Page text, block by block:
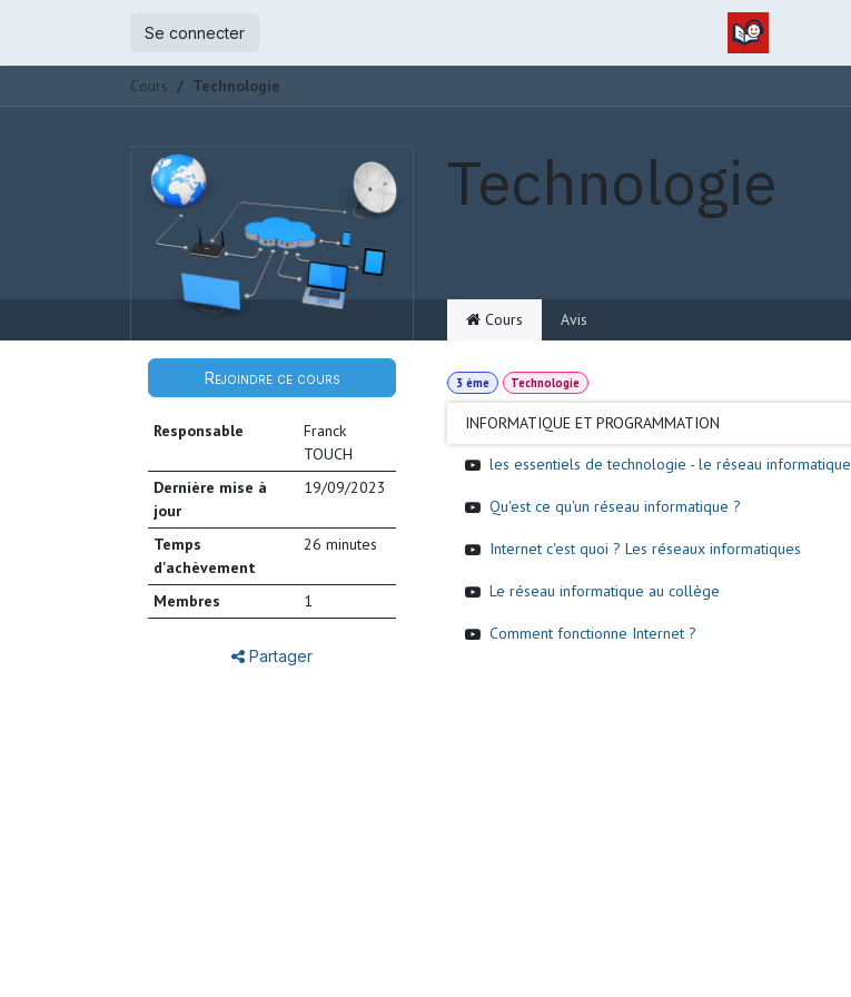
Se connecter
Cours Technologie
Technologie
Rejoindre ce cours
Responsable
Franck
TOUCH
Dernière mise à
jour
19/09/2023
Temps
d'achèvement
26 minutes
Membres 1
Partager
Cours Avis
3 ème Technologie
INFORMATIQUE ET PROGRAMMATION
les essentiels de technologie - le réseau informatique
Qu'est ce qu'un réseau informatique ?
Internet c'est quoi ? Les réseaux informatiques
Le réseau informatique au collège
Comment fonctionne Internet ?